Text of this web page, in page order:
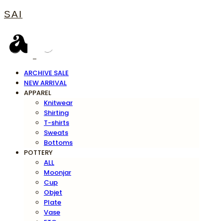
SAI
ARCHIVE SALE
NEW ARRIVAL
APPAREL
Knitwear
Shirting
T-shirts
Sweats
Bottoms
POTTERY
ALL
Moonjar
Cup
Objet
Plate
Vase